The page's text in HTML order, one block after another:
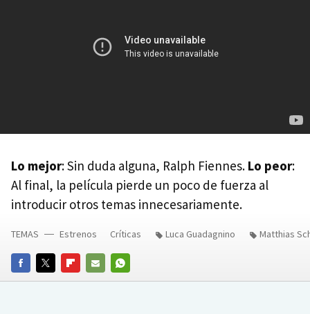
Lo mejor: Sin duda alguna, Ralph Fiennes. Lo peor:
Al final, la película pierde un poco de fuerza al
introducir otros temas innecesariamente.
FACEBOOKTWITTERFLIPBOARD
E-
WHATSAPP
TEMAS Estrenos Críticas Luca Guadagnino Matthias